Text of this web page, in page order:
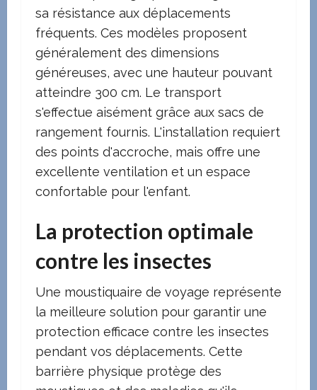
sa résistance aux déplacements
fréquents. Ces modèles proposent
généralement des dimensions
généreuses, avec une hauteur pouvant
atteindre 300 cm. Le transport
s'effectue aisément grâce aux sacs de
rangement fournis. L'installation requiert
des points d'accroche, mais offre une
excellente ventilation et un espace
confortable pour l'enfant.
La protection optimale
contre les insectes
Une moustiquaire de voyage représente
la meilleure solution pour garantir une
protection efficace contre les insectes
pendant vos déplacements. Cette
barrière physique protège des